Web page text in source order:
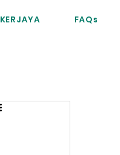
KERJAYA FAQs